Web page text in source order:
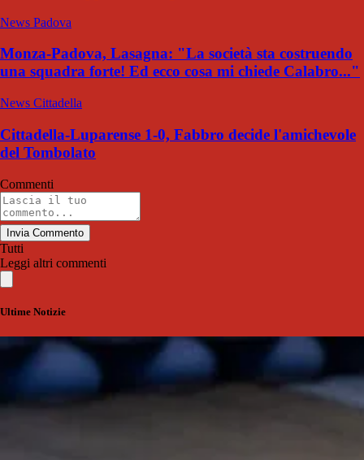
News Padova
Monza-Padova, Lasagna: "La società sta costruendo
una squadra forte! Ed ecco cosa mi chiede Calabro..."
News Cittadella
Cittadella-Luparense 1-0, Fabbro decide l'amichevole
del Tombolato
Commenti
Invia Commento
Tutti
Leggi altri commenti
Ultime Notizie